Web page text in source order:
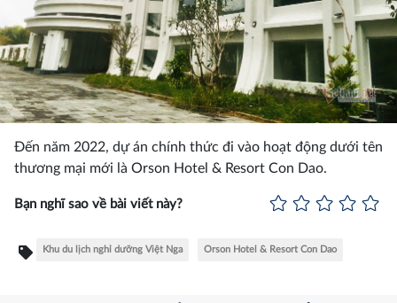
Đến năm 2022, dự án chính thức đi vào hoạt động dưới tên
thương mại mới là Orson Hotel & Resort Con Dao.
Bạn nghĩ sao về bài viết này?
Khu du lịch nghỉ dưỡng Việt Nga Orson Hotel & Resort Con Dao